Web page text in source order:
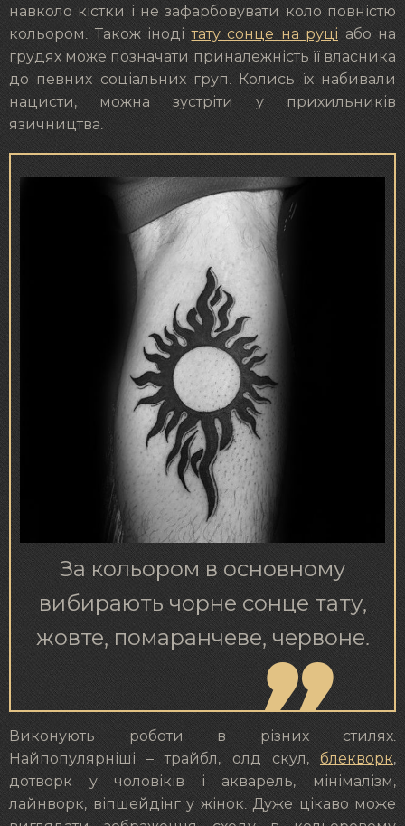
навколо кістки і не зафарбовувати коло повністю
кольором. Також інодітату сонце на руці або на
грудях може позначати приналежність її власника
до певних соціальних груп. Колись їх набивали
нацисти, можна зустріти у прихильників
язичництва.
За кольором в основному
вибирають чорне сонце тату,
жовте, помаранчеве, червоне.
Виконують роботи в різних стилях.
Найпопулярніші – трайбл, олд скул, блекворк,
дотворк у чоловіків і акварель, мінімалізм,
лайнворк, віпшейдінг у жінок. Дуже цікаво може